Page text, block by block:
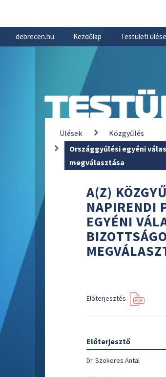
debrecen.hu Kezdőlap Testületi
Ülések
Közgyűlés
Országgyűlési egyéni
megválasztása
A(Z)
NAPIRENDI
EGYÉNI
Előterjesztés
Előterjesztő
Dr. Szekeres Antal